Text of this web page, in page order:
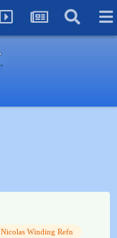
Nicolas Winding Refn